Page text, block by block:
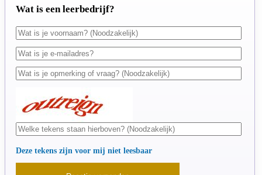
Wat is een leerbedrijf?
Deze tekens zijn voor mij niet leesbaar